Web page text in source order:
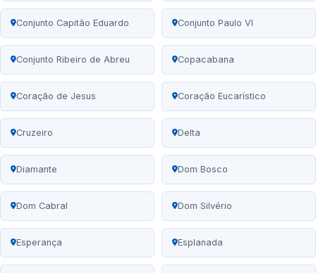
Conjunto Capitão Eduardo Conjunto Paulo VI
Conjunto Ribeiro de Abreu Copacabana
Coração de Jesus Coração Eucarístico
Cruzeiro Delta
Diamante Dom Bosco
Dom Cabral Dom Silvério
Esperança Esplanada